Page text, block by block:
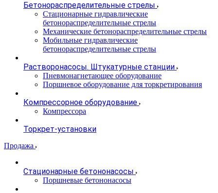
Бетонораспределительные стрелы
Стационарные гидравлические
бетонораспределительные стрелы
Механические бетонораспределительные стрелы
Мобильные гидравлические
бетонораспределительные стрелы
Растворонасосы. Штукатурные станции
Пневмонагнетающее оборудование
Поршневое оборудование для торкретирования
Компрессорное оборудование
Компрессора
Торкрет-установки
Продажа
Стационарные бетононасосы
Поршневые бетононасосы